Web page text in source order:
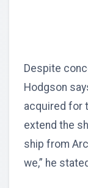
Despite
Hodgson
acquired for
extend the
ship from
we,” he